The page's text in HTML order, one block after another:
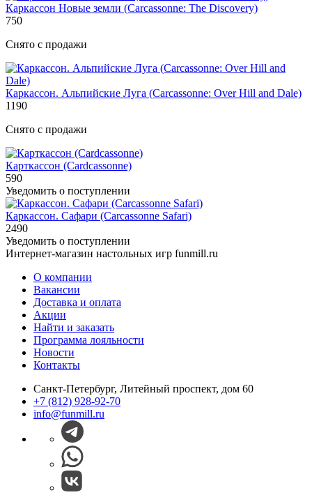
Каркассон Новые земли (Carcassonne: The Discovery)
750
Снято с продажи
Каркассон. Альпийские Луга (Carcassonne: Over Hill and Dale)
1190
Снято с продажи
Карткассон (Cardcassonne)
590
Уведомить о поступлении
Каркассон. Сафари (Carcassonne Safari)
2490
Уведомить о поступлении
Интернет-магазин настольных игр funmill.ru
О компании
Вакансии
Доставка и оплата
Акции
Найти и заказать
Программа лояльности
Новости
Контакты
Санкт-Петербург, Литейный проспект, дом 60
+7 (812) 928-92-70
info@funmill.ru